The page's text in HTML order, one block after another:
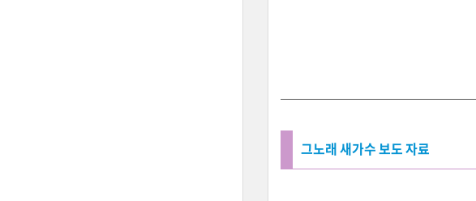
그노래 새가수 보도 자료